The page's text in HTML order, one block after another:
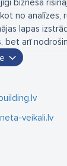
biznesa
no
lapas
bet arī
veikalus,
sadarbību,
Uzticiet
veikali.lv